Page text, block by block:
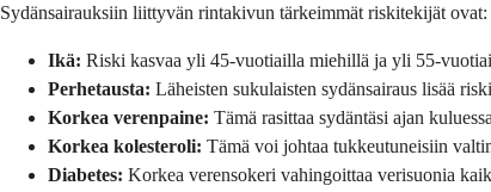
Sydän­sairauksiin liittyvän rinta­kivun tärkeimmät riskitekijät ovat:
Ikä: Riski kasvaa yli 45-vuotiailla miehillä ja yli 55-
Perhe­tausta: Läheisten sukulaisten sydän­sairaus lisää
Korkea verenpaine: Tämä rasittaa sydäntäsi ajan
Korkea kolesteroli: Tämä voi johtaa tukkeutuneisiin
Diabetes: Korkea verensokeri vahingoittaa verisuonia